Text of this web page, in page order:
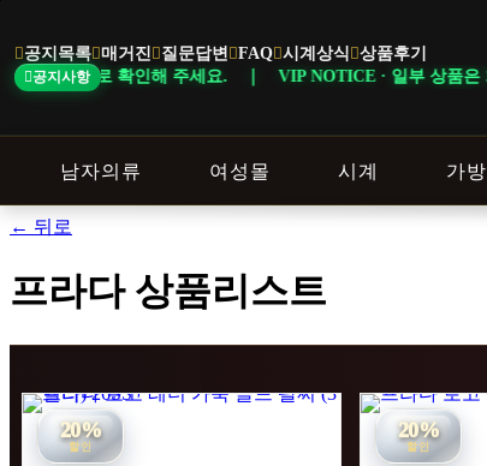
공지목록 매거진 질문답변 FAQ 시계상식 상품후기
공지사항
으로 확인해 주세요. ｜ VIP NOTICE · 일부 상품은 회원
남자의류 여성몰 시계 가방
바
로
기
← 뒤로
프라다 상품리스트
20%
할인
20%
할인